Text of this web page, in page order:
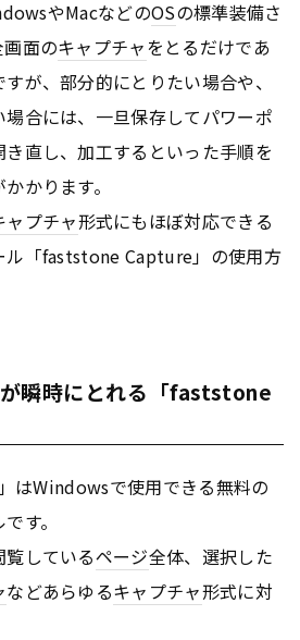
やMacなどのOSの標準装備さ
面のキャプチャをとるだけであ
が、部分的にとりたい場合や、
合には、一旦保存してパワーポ
直し、加工するといった手順を
かります。
ャプチャ形式にもほぼ対応できる
ル「faststone Capture」の使用方
瞬時にとれる「faststone
はWindowsで使用できる無料の
す。
しているページ全体、選択した
などあらゆるキャプチャ形式に対